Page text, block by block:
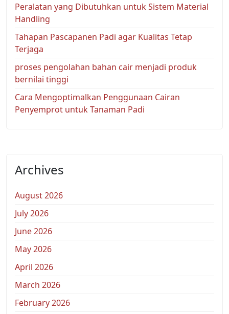
Peralatan yang Dibutuhkan untuk Sistem Material
Handling
Tahapan Pascapanen Padi agar Kualitas Tetap
Terjaga
proses pengolahan bahan cair menjadi produk
bernilai tinggi
Cara Mengoptimalkan Penggunaan Cairan
Penyemprot untuk Tanaman Padi
Archives
August 2026
July 2026
June 2026
May 2026
April 2026
March 2026
February 2026